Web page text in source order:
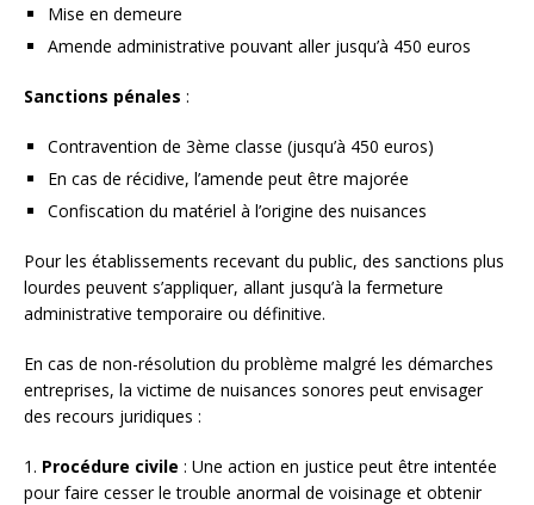
Mise en demeure
Amende administrative pouvant aller jusqu’à 450 euros
Sanctions pénales :
Contravention de 3ème classe (jusqu’à 450 euros)
En cas de récidive, l’amende peut être majorée
Confiscation du matériel à l’origine des nuisances
Pour les établissements recevant du public, des sanctions plus
lourdes peuvent s’appliquer, allant jusqu’à la fermeture
administrative temporaire ou définitive.
En cas de non-résolution du problème malgré les démarches
entreprises, la victime de nuisances sonores peut envisager
des recours juridiques :
1. Procédure civile : Une action en justice peut être intentée
pour faire cesser le trouble anormal de voisinage et obtenir